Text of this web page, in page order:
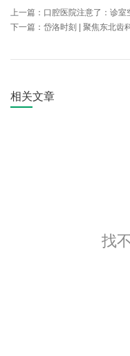
上一篇： 口腔医院注意了：诊室
下一篇： 岱洛时刻 | 聚焦东北齿
相关文章
找